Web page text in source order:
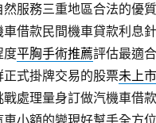
然服務三重地區合法的優
車借款民間機車貸款利息
度平胸手術推薦評估最適
正式掛牌交易的股票未上
戰處理量身訂做汽機車借
車小額的變現好幫手全方